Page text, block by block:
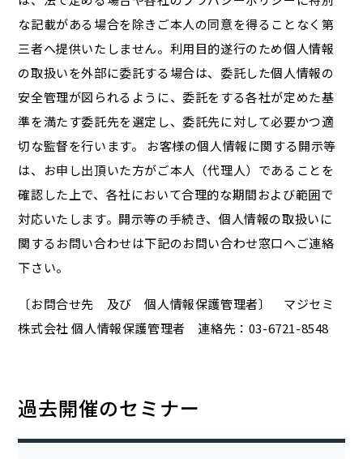
な記載がある場合を除きご本人の同意を得ることなく第
三者へ提供いたしません。利用目的遂行のため個人情報
の取扱いを外部に委託する場合は、委託した個人情報の
安全管理が図られるように、委託をする各社が定めた基
準を満たす委託先を選定し、委託先に対して必要かつ適
切な監督を行います。 お客様の個人情報に関する開示等
は、お申し出頂いた方がご本人（代理人）であることを
確認した上で、各社において合理的な期間および範囲で
対応いたします。開示等の手続き、個人情報の取扱いに
関するお問い合わせは下記のお問い合わせ窓口へご連絡
下さい。
〔お問合せ先 及び 個人情報保護管理者〕 マジセミ
株式会社 個人情報保護管理者 連絡先：03-6721-8548
過去開催のセミナー